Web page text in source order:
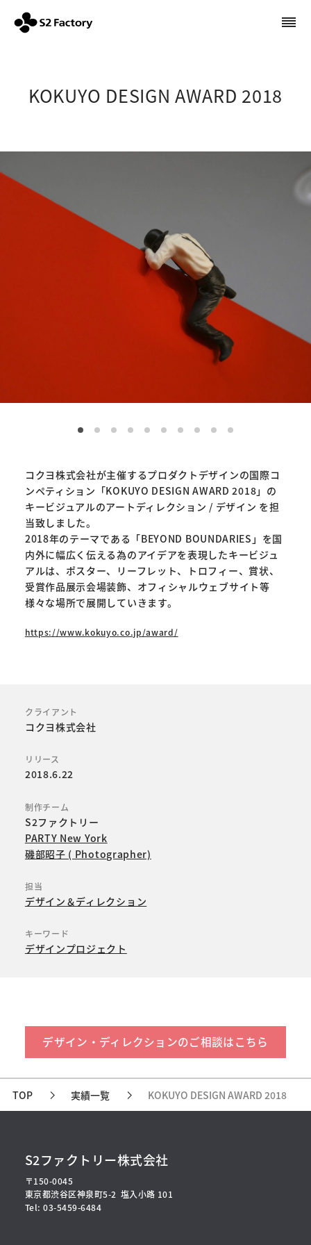
KOKUYO DESIGN AWARD 2018
コクヨ株式会社が主催するプロダクトデザインの国際コ
ンペティション「KOKUYO DESIGN AWARD 2018」の
キービジュアルのアートディレクション / デザイン を担
当致しました。
2018年のテーマである「BEYOND BOUNDARIES」を国
内外に幅広く伝える為のアイデアを表現したキービジュ
アルは、ポスター、リーフレット、トロフィー、賞状、
受賞作品展示会場装飾、オフィシャルウェブサイト等
様々な場所で展開していきます。
https://www.kokuyo.co.jp/award/
クライアント
コクヨ株式会社
リリース
2018.6.22
制作チーム
S2ファクトリー
PARTY New York
磯部昭子 ( Photographer)
担当
デザイン＆ディレクション
キーワード
デザインプロジェクト
デザイン・ディレクションのご相談はこちら
TOP 実績一覧 KOKUYO DESIGN AWARD 2018
S2ファクトリー株式会社
〒150-0045
東京都渋谷区神泉町5-2 塩入小路 101
Tel: 03-5459-6484